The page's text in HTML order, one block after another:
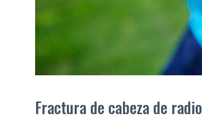
Fractura de cabeza de radio